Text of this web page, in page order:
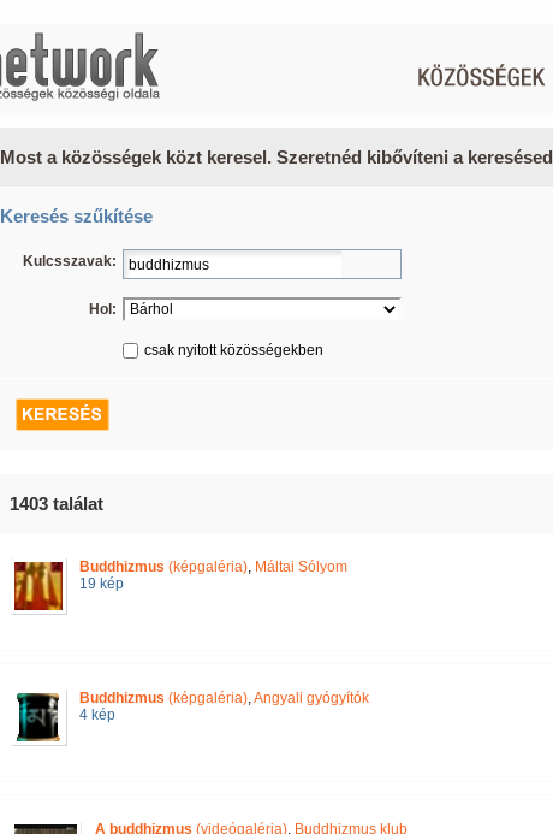
Most a közösségek közt keresel. Szeretnéd kibővíteni a keresésed
Keresés szűkítése
Kulcsszavak:
Hol:
csak nyitott közösségekben
1403 találat
Buddhizmus (képgaléria), Máltai Sólyom
19 kép
Buddhizmus (képgaléria),Angyali gyógyítók
4 kép
A buddhizmus (videógaléria), Buddhizmus klub